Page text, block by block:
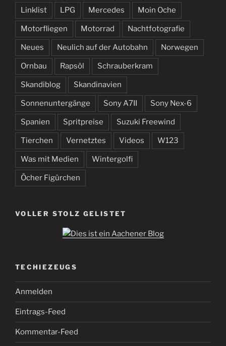
Linklist LPG Mercedes Moin Oche
Motorfliegen Motorrad Nachtfotografie
Neues Neulich auf der Autobahn Norwegen
Ornbau Rapsöl Schrauberkram
Skandiblog Skandinavien
Sonnenuntergänge Sony A7II Sony Nex-6
Spanien Spritpreise Suzuki Freewind
Tierchen Vernetztes Videos W123
Was mit Medien Wintergolfi
Öcher Figürchen
VOLLER STOLZ GELISTET
TECHIEZEUGS
Anmelden
Eintrags-Feed
Kommentar-Feed